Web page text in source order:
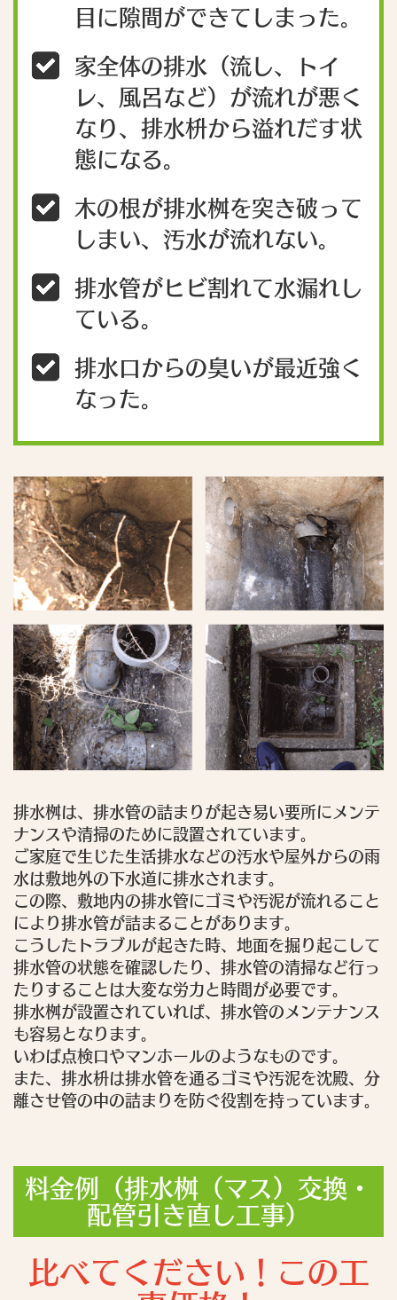
目に隙間ができてしまった。
家全体の排水（流し、トイ
レ、風呂など）が流れが悪く
なり、排水枡から溢れだす状
態になる。
木の根が排水桝を突き破って
しまい、汚水が流れない。
排水管がヒビ割れて水漏れし
ている。
排水口からの臭いが最近強く
なった。
排水桝は、排水管の詰まりが起き易い要所にメンテ
ナンスや清掃のために設置されています。
ご家庭で生じた生活排水などの汚水や屋外からの雨
水は敷地外の下水道に排水されます。
この際、敷地内の排水管にゴミや汚泥が流れること
により排水管が詰まることがあります。
こうしたトラブルが起きた時、地面を掘り起こして
排水管の状態を確認したり、排水管の清掃など行っ
たりすることは大変な労力と時間が必要です。
排水桝が設置されていれば、排水管のメンテナンス
も容易となります。
いわば点検口やマンホールのようなものです。
また、排水枡は排水管を通るゴミや汚泥を沈殿、分
離させ管の中の詰まりを防ぐ役割を持っています。
料金例（排水桝（マス）交換・
配管引き直し工事）
比べてください！この工